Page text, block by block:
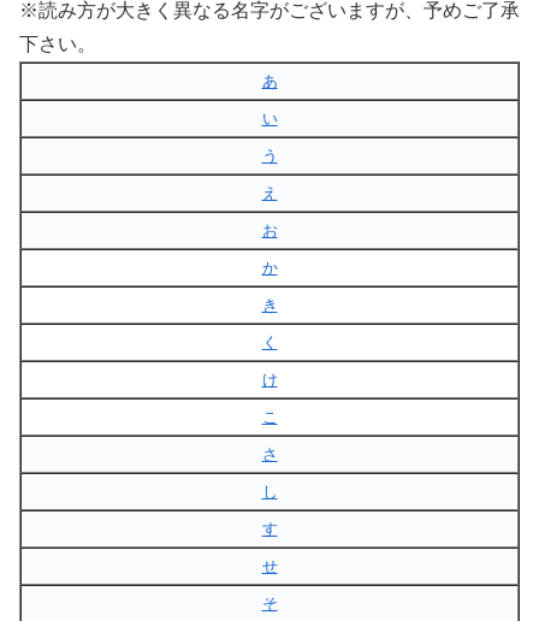
※読み方が大きく異なる名字がございますが、予めご了承
下さい。
あ
い
う
え
お
か
き
く
け
こ
さ
し
す
せ
そ